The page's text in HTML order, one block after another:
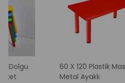
60 X 120 Plastik Masa
Metal Ayaklı